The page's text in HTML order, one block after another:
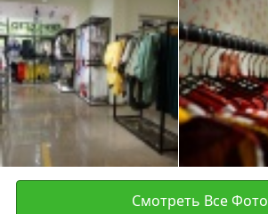
Смотреть Все Фото